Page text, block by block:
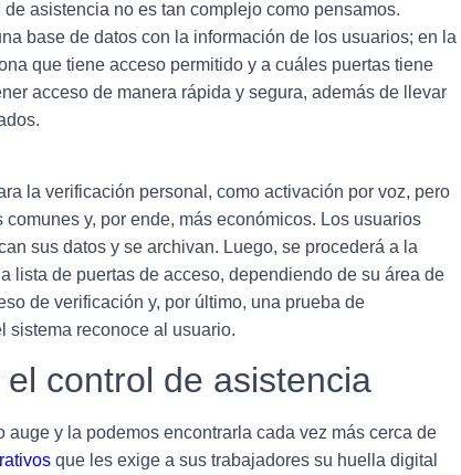
asistencia no es tan complejo como pensamos.
base de datos con la información de los usuarios; en la
que tiene acceso permitido y a cuáles puertas tiene
acceso de manera rápida y segura, además de llevar
la verificación personal, como activación por voz, pero
y, por ende, más económicos. Los usuarios
sus datos y se archivan. Luego, se procederá a la
lista de puertas de acceso, dependiendo de su área de
de verificación y, por último, una prueba de
sistema reconoce al usuario.
control de asistencia
y la podemos encontrarla cada vez más cerca de
que les exige a sus trabajadores su huella digital